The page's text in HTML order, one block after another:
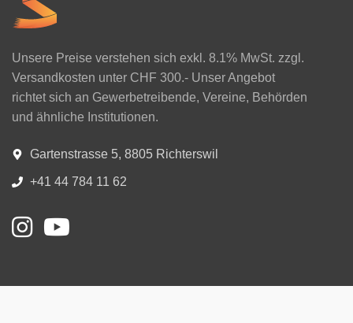
Unsere Preise verstehen sich exkl. 8.1% MwSt. zzgl.
Versandkosten unter CHF 300.- Unser Angebot
richtet sich an Gewerbetreibende, Vereine, Behörden
und ähnliche Institutionen.
Gartenstrasse 5, 8805 Richterswil
+41 44 784 11 62